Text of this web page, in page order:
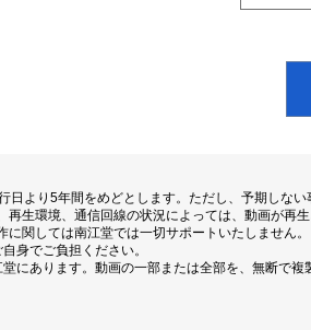
日より5年間をめどとします。ただし、予期しな
再生環境、通信回線の状況によっては、動画が再
に関しては南江堂では一切サポートいたしません。
身でご負担ください。
にあります。動画の一部または全部を、無断で